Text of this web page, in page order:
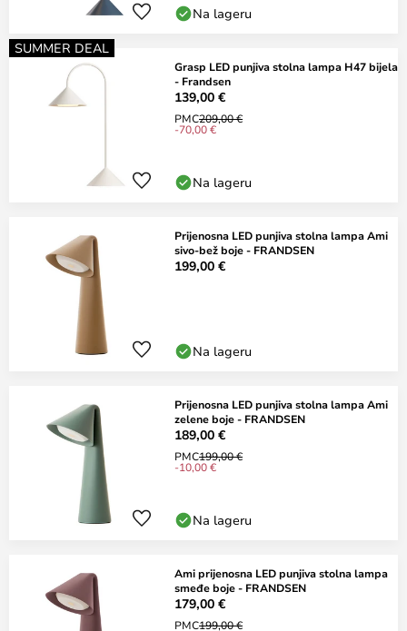
Na lageru
SUMMER DEAL
Grasp LED punjiva stolna lampa H47 bijela
- Frandsen
139,00 €
PMC209,00 €
-70,00 €
Na lageru
Prijenosna LED punjiva stolna lampa Ami
sivo-bež boje - FRANDSEN
199,00 €
Na lageru
Prijenosna LED punjiva stolna lampa Ami
zelene boje - FRANDSEN
189,00 €
PMC199,00 €
-10,00 €
Na lageru
Ami prijenosna LED punjiva stolna lampa
smeđe boje - FRANDSEN
179,00 €
PMC199,00 €